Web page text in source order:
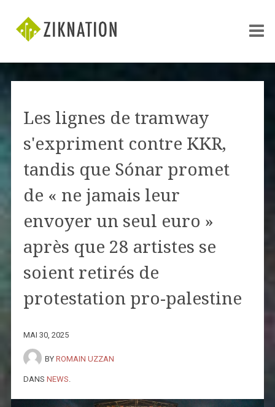
Les lignes de tramway
s'expriment contre KKR,
tandis que Sónar promet
de « ne jamais leur
envoyer un seul euro »
après que 28 artistes se
soient retirés de
protestation pro-palestine
MAI 30, 2025
BY ROMAIN UZZAN
DANS NEWS